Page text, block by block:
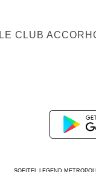
LE CLUB
SOFITEL LEGEND